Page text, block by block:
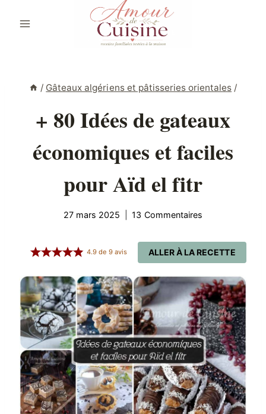
/ Gâteaux algériens et pâtisseries orientales /
+ 80 Idées de gateaux
économiques et faciles
pour Aïd el fitr
27 mars 2025 13 Commentaires
ALLER À LA RECETTE
4.9 de9 avis